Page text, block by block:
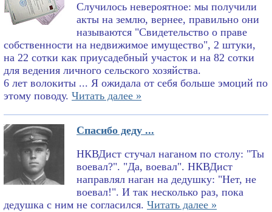
Случилось невероятное: мы получили
акты на землю, вернее, правильно они
называются "Свидетельство о праве
собственности на недвижимое имущество", 2 штуки,
на 22 сотки как приусадебный участок и на 82 сотки
для ведения личного сельского хозяйства.
6 лет волокиты ... Я ожидала от себя больше эмоций по
этому поводу. Читать далее »
Спасибо деду ...
НКВДист стучал наганом по столу: "Ты
воевал?". "Да, воевал". НКВДист
направлял наган на дедушку: "Нет, не
воевал!". И так несколько раз, пока
дедушка с ним не согласился. Читать далее »